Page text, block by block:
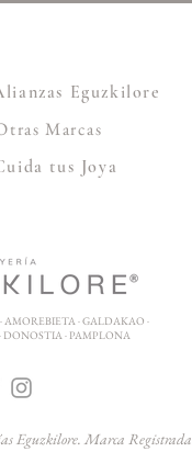
Eguzkilore
Marcas
tus Joya
AMOREBIETA · GALDAKAO ·
DONOSTIA · PAMPLONA
Eguzkilore. Marca Registrada.